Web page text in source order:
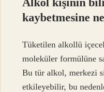
kaybetmesine
Tüketilen alkollü
moleküler formülüne
Bu tür alkol, merkezi
etkileyebilir, bu